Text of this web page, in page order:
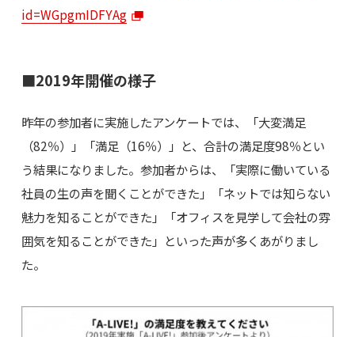
id=WGpgmIDFYAg
■2019年開催の様子
昨年の参加者に実施したアンケートでは、「大変満足
（82％）」「満足（16％）」と、合計の満足度98％とい
う結果になりました。参加者からは、「実際に働いている
社員の生の声を聞くことができた」「ネットでは知らない
魅力を知ることができた」「オフィスを見学して会社の雰
囲気を知ることができた」といった声が多くあがりまし
た。